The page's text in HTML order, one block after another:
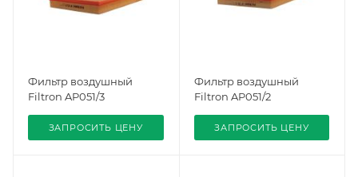
Фильтр воздушный
Filtron AP051/3
ЗАПРОСИТЬ ЦЕНУ
Фильтр воздушный
Filtron AP051/2
ЗАПРОСИТЬ ЦЕНУ